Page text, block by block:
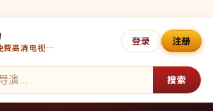
HD在线观看 · 免费高清电视剧 · 每日更新
搜索
登录 注册